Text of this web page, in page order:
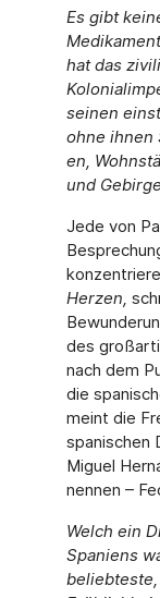
Es gibt
hat das
sei­nen
ohne ihnen
en,
und
Jede von
Herzen,
des
nach dem
die
meint die
spanischen
Miguel
nennen –
Welch ein
Spaniens